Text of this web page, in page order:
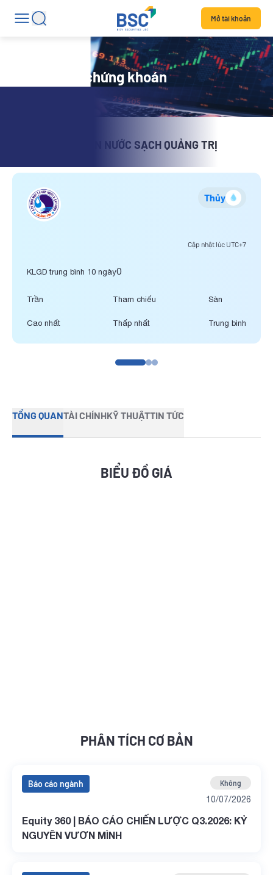
Mở tài khoản
Chi tiết mã chứng khoán
CÔNG TY CỔ PHẦN NƯỚC SẠCH QUẢNG TRỊ
Thủy
Cập nhật lúc UTC+7
KLGD trung bình 10 ngày0
Trần
Cao nhất
Tham chiếu
Thấp nhất
Sàn
Trung bình
TỔNG QUANTÀI CHÍNHKỸ THUẬTTIN TỨC
BIỂU ĐỒ GIÁ
PHÂN TÍCH CƠ BẢN
Báo cáo ngành Không
10/07/2026
Equity 360 | BÁO CÁO CHIẾN LƯỢC Q3.2026: KỶ
NGUYÊN VƯƠN MÌNH